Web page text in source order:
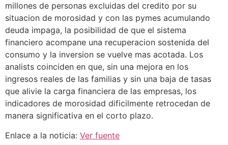
millones de personas excluidas del credito por su
situacion de morosidad y con las pymes acumulando
deuda impaga, la posibilidad de que el sistema
financiero acompane una recuperacion sostenida del
consumo y la inversion se vuelve mas acotada. Los
analists coinciden en que, sin una mejora en los
ingresos reales de las familias y sin una baja de tasas
que alivie la carga financiera de las empresas, los
indicadores de morosidad dificilmente retrocedan de
manera significativa en el corto plazo.
Enlace a la noticia: Ver fuente